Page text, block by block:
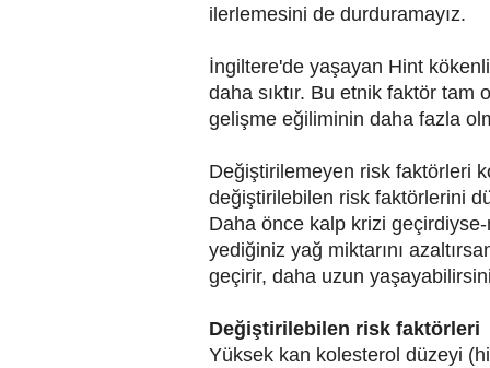
ilerlemesini de durduramayız.
İngiltere'de yaşayan Hint
daha sıktır. Bu etnik faktör tam
gelişme eğiliminin daha fazla
Değiştirilemeyen risk faktörleri
değiştirilebilen risk faktörlerini
Daha önce kalp krizi
yediğiniz yağ miktarını
geçirir, daha uzun
Değiştirilebilen risk faktörleri
Yüksek kan kolesterol düzeyi